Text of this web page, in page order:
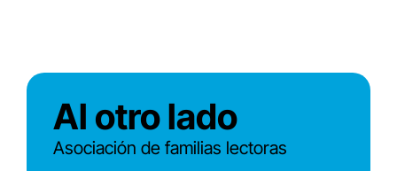
Al otro lado
Asociación de familias lectoras